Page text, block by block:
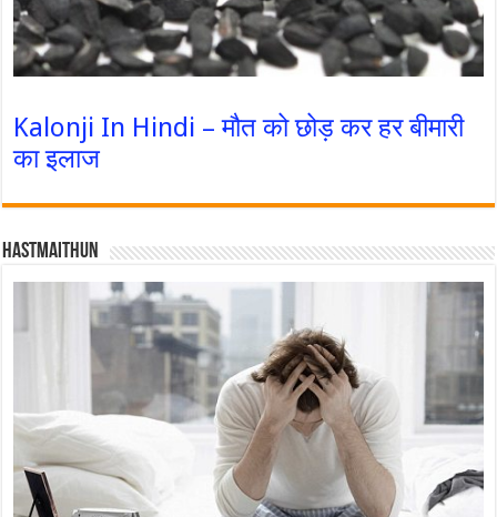
Kalonji In Hindi – मौत को छोड़ कर हर बीमारी
का इलाज
Hastmaithun